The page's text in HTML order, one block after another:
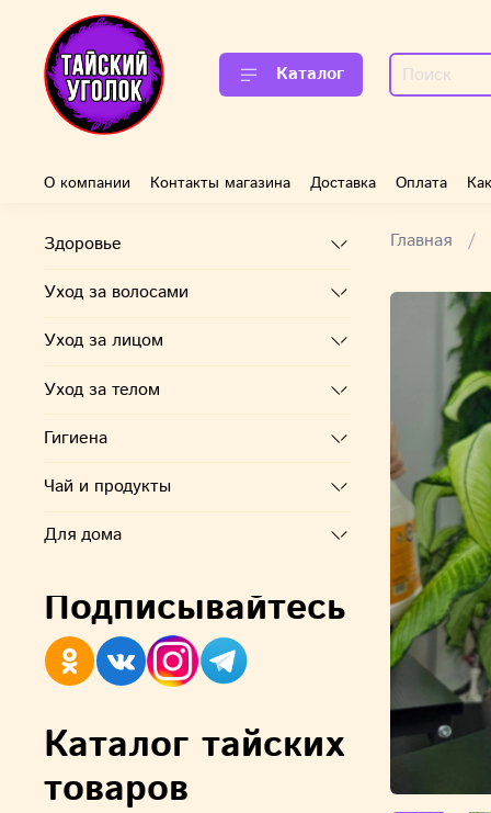
Каталог
О компании Контакты магазина Доставка Оплата
Главная
Здоровье
Уход за волосами
Уход за лицом
Уход за телом
Гигиена
Чай и продукты
Для дома
Подписывайтесь
Каталог тайских
товаров